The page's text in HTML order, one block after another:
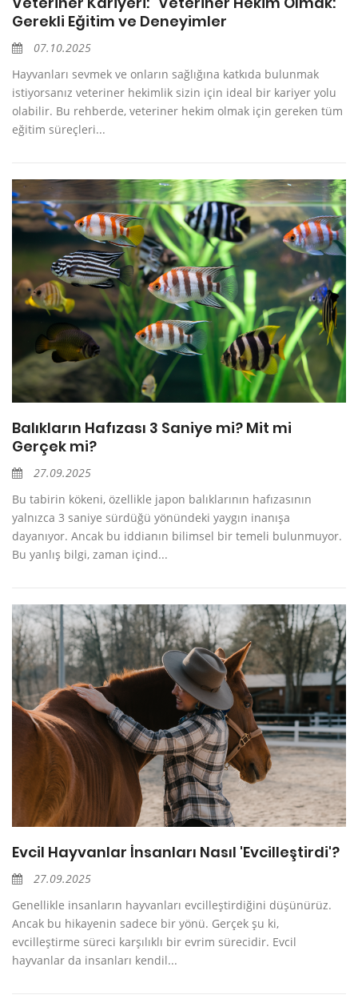
Gerekli Eğitim ve Deneyimler
07.10.2025
Hayvanları sevmek ve onların sağlığına katkıda bulunmak
istiyorsanız veteriner hekimlik sizin için ideal bir kariyer yolu
olabilir. Bu rehberde, veteriner hekim olmak için gereken tüm
eğitim süreçleri...
Balıkların Hafızası 3 Saniye mi? Mit mi
Gerçek mi?
27.09.2025
Bu tabirin kökeni, özellikle japon balıklarının hafızasının
yalnızca 3 saniye sürdüğü yönündeki yaygın inanışa
dayanıyor. Ancak bu iddianın bilimsel bir temeli bulunmuyor.
Bu yanlış bilgi, zaman içind...
Evcil Hayvanlar İnsanları Nasıl 'Evcilleştirdi'?
27.09.2025
Genellikle insanların hayvanları evcilleştirdiğini düşünürüz.
Ancak bu hikayenin sadece bir yönü. Gerçek şu ki,
evcilleştirme süreci karşılıklı bir evrim sürecidir. Evcil
hayvanlar da insanları kendil...